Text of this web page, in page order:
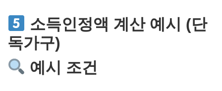
소득인정액 계산 예시 (단
독가구)
예시 조건